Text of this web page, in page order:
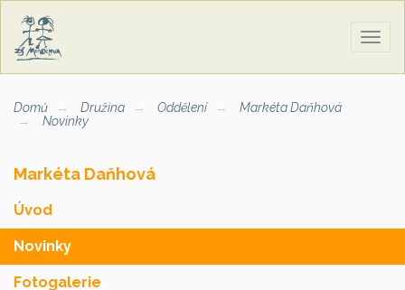
Domů Družina Oddělení
Markéta Daňhová
Novinky
Markéta Daňhová
Úvod
Novinky
Fotogalerie